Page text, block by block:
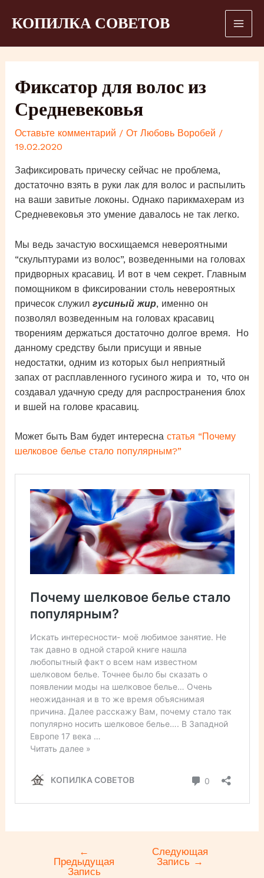
КОПИЛКА СОВЕТОВ
Фиксатор для волос из
Средневековья
Оставьте комментарий / От Любовь Воробей /
19.02.2020
Зафиксировать прическу сейчас не проблема,
достаточно взять в руки лак для волос и распылить
на ваши завитые локоны. Однако парикмахерам из
Средневековья это умение давалось не так легко.
Мы ведь зачастую восхищаемся невероятными
“скульптурами из волос”, возведенными на головах
придворных красавиц. И вот в чем секрет. Главным
помощником в фиксировании столь невероятных
причесок служил гусиный жир, именно он
позволял возведенным на головах красавиц
творениям держаться достаточно долгое время. Но
данному средству были присущи и явные
недостатки, одним из которых был неприятный
запах от расплавленного гусиного жира и то, что он
создавал удачную среду для распространения блох
и вшей на голове красавиц.
Может быть Вам будет интересна статья “Почему
шелковое белье стало популярным?”
Навигация←
Предыдущая
Запись
Следующая
Запись →